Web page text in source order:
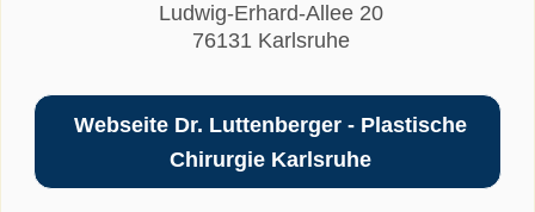
Ludwig-Erhard-Allee 20
76131 Karlsruhe
Webseite Dr. Luttenberger - Plastische
Chirurgie Karlsruhe